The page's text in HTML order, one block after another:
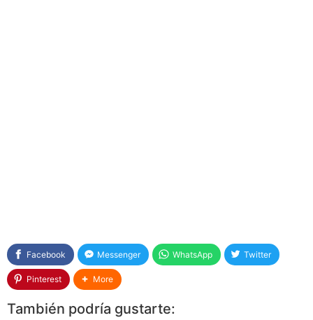
Facebook Messenger WhatsApp Twitter
Pinterest More
También podría gustarte: